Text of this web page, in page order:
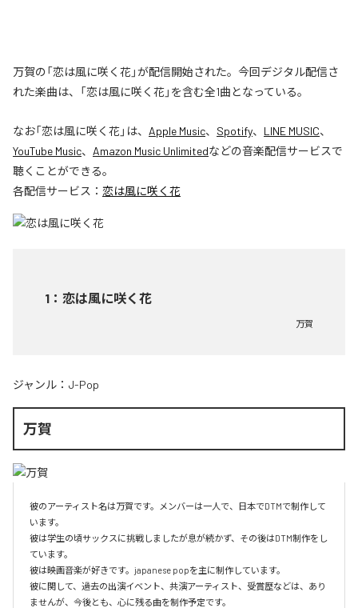
万賀の「恋は風に咲く花」が配信開始された。今回デジタル配信さ
れた楽曲は、「恋は風に咲く花」を含む全1曲となっている。
なお「恋は風に咲く花」は、 Apple Music、 Spotify、 LINE MUSIC、
YouTube Music、 Amazon Music Unlimitedなどの音楽配信サービスで
聴くことができる。
各配信サービス： 恋は風に咲く花
1 ： 恋は風に咲く花
万賀
ジャンル： J-Pop
万賀
彼のアーティスト名は万賀です。メンバーは一人で、日本でDTMで制作して
います。
彼は学生の頃サックスに挑戦しましたが息が続かず、その後はDTM制作をし
ています。
彼は映画音楽が好きです。japanese popを主に制作しています。
彼に関して、過去の出演イベント、共演アーティスト、受賞歴などは、あり
ませんが、今後とも、心に残る曲を制作予定です。